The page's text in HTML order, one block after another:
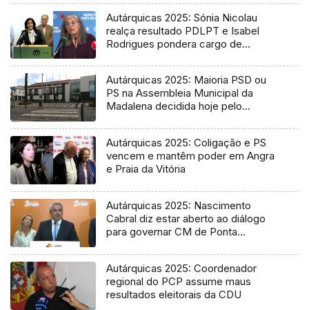
Autárquicas 2025: Sónia Nicolau
realça resultado PDLPT e Isabel
Rodrigues pondera cargo de
Autárquicas 2025: Maioria PSD ou
PS na Assembleia Municipal da
Madalena decidida hoje pelo
Autárquicas 2025: Coligação e PS
vencem e mantêm poder em Angra
e Praia da Vitória
Autárquicas 2025: Nascimento
Cabral diz estar aberto ao diálogo
para governar CM de Ponta
Autárquicas 2025: Coordenador
regional do PCP assume maus
resultados eleitorais da CDU